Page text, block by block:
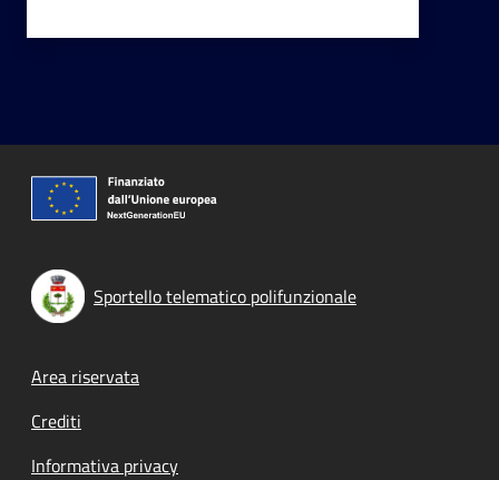
Sportello telematico polifunzionale
Footer menu
Area riservata
Crediti
Informativa privacy